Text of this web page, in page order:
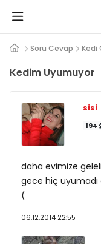
Soru Cevap Kedi
Kedim Uyumuyor
sisi
194
daha evimize
gece hiç uyumadı
(
06.12.2014 22:55